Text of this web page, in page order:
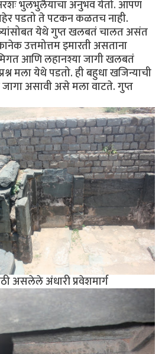
भुलभुलैयाचा अनुभव येतो. आपण
पडतो ते पटकन कळतच नाही.
येथे गुप्त खलबतं चालत असंत
उत्तमोत्तम इमारती असताना
आणि लहानश्या जागी खलबतं
मला येथे पडतो. ही बहुधा खजिन्याची
असावी असे मला वाटते. गुप्त
असलेले अंधारी प्रवेशमार्ग